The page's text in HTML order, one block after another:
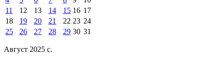
11
12 13 14 15 16 17
18
19 20 21 22 23 24
25
26 27 28 29 30 31
Август 2025 c.